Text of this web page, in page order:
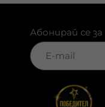
Абонирай се